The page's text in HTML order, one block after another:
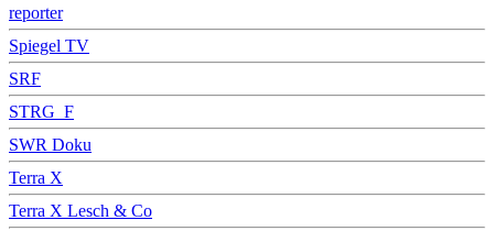
reporter
Spiegel TV
SRF
STRG_F
SWR Doku
Terra X
Terra X Lesch & Co